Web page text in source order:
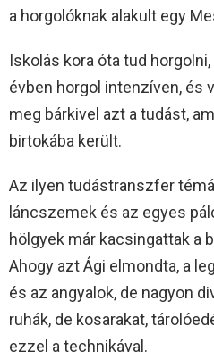
a horgolóknak alakult egy
Iskolás kora óta tud
évben horgol intenzíven, és
meg bárkivel azt a tudást,
birtokába került.
Az ilyen tudástranszfer
láncszemek és az egyes
hölgyek már kacsingattak a
Ahogy azt Ági elmondta, a
és az angyalok, de nagyon
ruhák, de kosarakat,
ezzel a technikával.